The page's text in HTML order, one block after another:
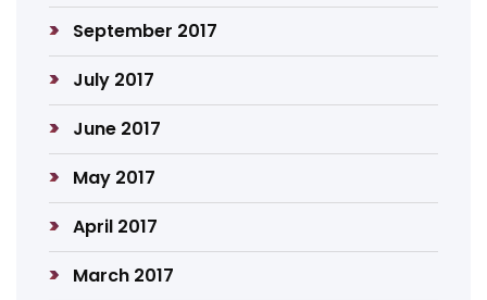
September 2017
July 2017
June 2017
May 2017
April 2017
March 2017